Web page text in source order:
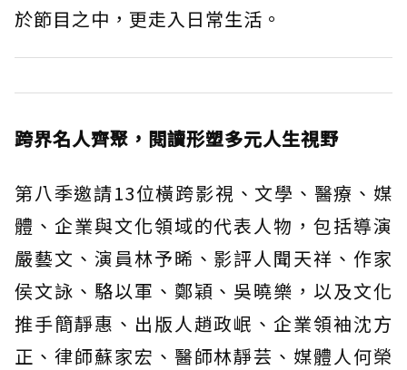
於節目之中，更走入日常生活。
跨界名人齊聚，閱讀形塑多元人生視野
第八季邀請13位橫跨影視、文學、醫療、媒
體、企業與文化領域的代表人物，包括導演
嚴藝文、演員林予晞、影評人聞天祥、作家
侯文詠、駱以軍、鄭穎、吳曉樂，以及文化
推手簡靜惠、出版人趙政岷、企業領袖沈方
正、律師蘇家宏、醫師林靜芸、媒體人何榮